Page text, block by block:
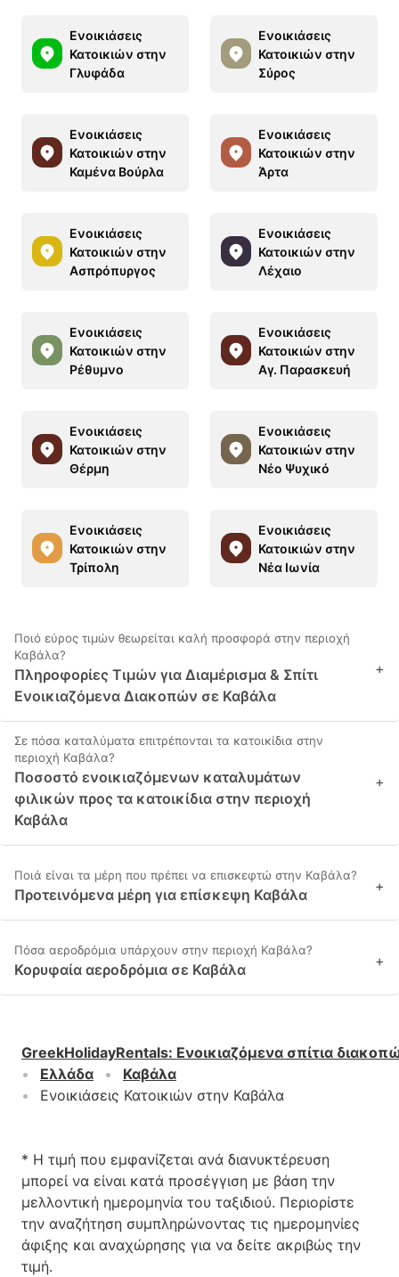
Ενοικιάσεις
Κατοικιών στην
Γλυφάδα
Ενοικιάσεις
Κατοικιών στην
Σύρος
Ενοικιάσεις
Κατοικιών στην
Καμένα Βούρλα
Ενοικιάσεις
Κατοικιών στην
Άρτα
Ενοικιάσεις
Κατοικιών στην
Ασπρόπυργος
Ενοικιάσεις
Κατοικιών στην
Λέχαιο
Ενοικιάσεις
Κατοικιών στην
Ρέθυμνο
Ενοικιάσεις
Κατοικιών στην
Αγ. Παρασκευή
Ενοικιάσεις
Κατοικιών στην
Θέρμη
Ενοικιάσεις
Κατοικιών στην
Νέο Ψυχικό
Ενοικιάσεις
Κατοικιών στην
Τρίπολη
Ενοικιάσεις
Κατοικιών στην
Νέα Ιωνία
Ποιό εύρος τιμών θεωρείται καλή προσφορά στην περιοχή
Καβάλα?
Πληροφορίες Τιμών για Διαμέρισμα & Σπίτι
Ενοικιαζόμενα Διακοπών σε Καβάλα
+
Σε πόσα καταλύματα επιτρέπονται τα κατοικίδια στην
περιοχή Καβάλα?
Ποσοστό ενοικιαζόμενων καταλυμάτων
φιλικών προς τα κατοικίδια στην περιοχή
Καβάλα
+
Ποιά είναι τα μέρη που πρέπει να επισκεφτώ στην Καβάλα?
Προτεινόμενα μέρη για επίσκεψη Καβάλα +
Πόσα αεροδρόμια υπάρχουν στην περιοχή Καβάλα?
Κορυφαία αεροδρόμια σε Καβάλα +
GreekHolidayRentals: Ενοικιαζόμενα σπίτια
Ελλάδα
Καβάλα
Ενοικιάσεις Κατοικιών στην Καβάλα
* Η τιμή που εμφανίζεται ανά διανυκτέρευση
μπορεί να είναι κατά προσέγγιση με βάση την
μελλοντική ημερομηνία του ταξιδιού. Περιορίστε
την αναζήτηση συμπληρώνοντας τις ημερομηνίες
άφιξης και αναχώρησης για να δείτε ακριβώς την
τιμή.